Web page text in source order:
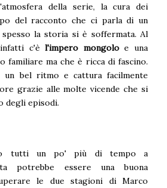
della serie, la cura dei
del racconto che ci parla di un
la storia si è soffermata. Al
infatti c'èl'impero mongoloe una
familiare ma che è ricca di fascino.
bel ritmo e cattura facilmente
grazie alle molte vicende che si
degli episodi.
tutti un po' più di tempo a
potrebbe essere una buona
le due stagioni di Marco